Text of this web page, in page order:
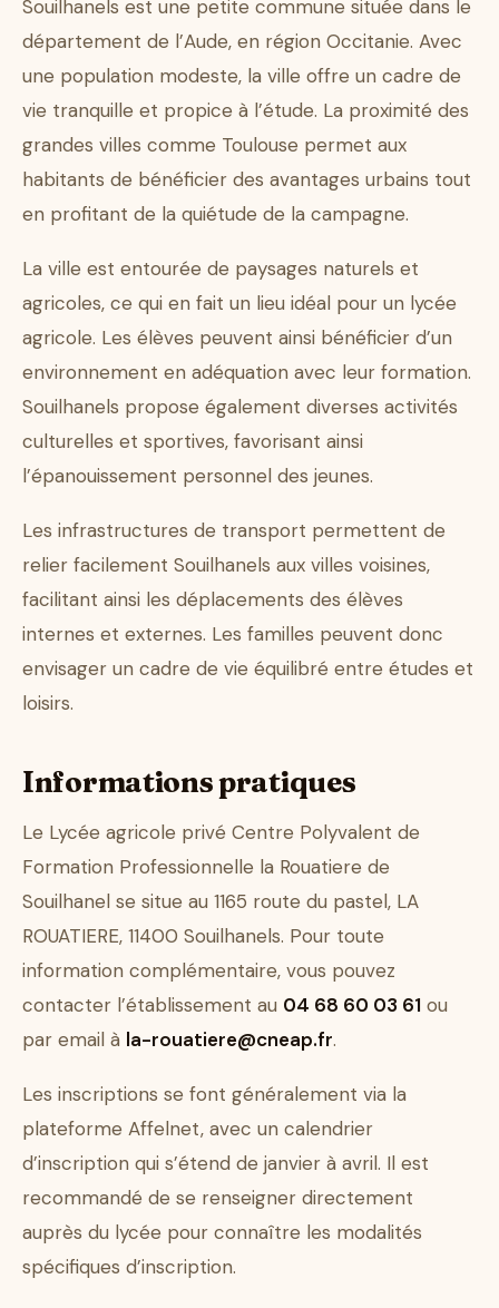
Souilhanels est une petite commune située dans le
département de l’Aude, en région Occitanie. Avec
une population modeste, la ville offre un cadre de
vie tranquille et propice à l’étude. La proximité des
grandes villes comme Toulouse permet aux
habitants de bénéficier des avantages urbains tout
en profitant de la quiétude de la campagne.
La ville est entourée de paysages naturels et
agricoles, ce qui en fait un lieu idéal pour un lycée
agricole. Les élèves peuvent ainsi bénéficier d’un
environnement en adéquation avec leur formation.
Souilhanels propose également diverses activités
culturelles et sportives, favorisant ainsi
l’épanouissement personnel des jeunes.
Les infrastructures de transport permettent de
relier facilement Souilhanels aux villes voisines,
facilitant ainsi les déplacements des élèves
internes et externes. Les familles peuvent donc
envisager un cadre de vie équilibré entre études et
loisirs.
Informations pratiques
Le Lycée agricole privé Centre Polyvalent de
Formation Professionnelle la Rouatiere de
Souilhanel se situe au 1165 route du pastel, LA
ROUATIERE, 11400 Souilhanels. Pour toute
information complémentaire, vous pouvez
contacter l’établissement au 04 68 60 03 61 ou
par email à la-rouatiere@cneap.fr.
Les inscriptions se font généralement via la
plateforme Affelnet, avec un calendrier
d’inscription qui s’étend de janvier à avril. Il est
recommandé de se renseigner directement
auprès du lycée pour connaître les modalités
spécifiques d’inscription.